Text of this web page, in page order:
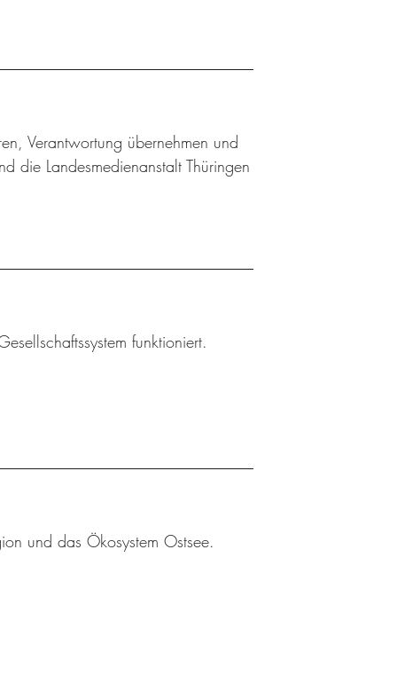
Verantwortung übernehmen und
die Landesmedienanstalt Thüringen
funktioniert.
und das Ökosystem Ostsee.